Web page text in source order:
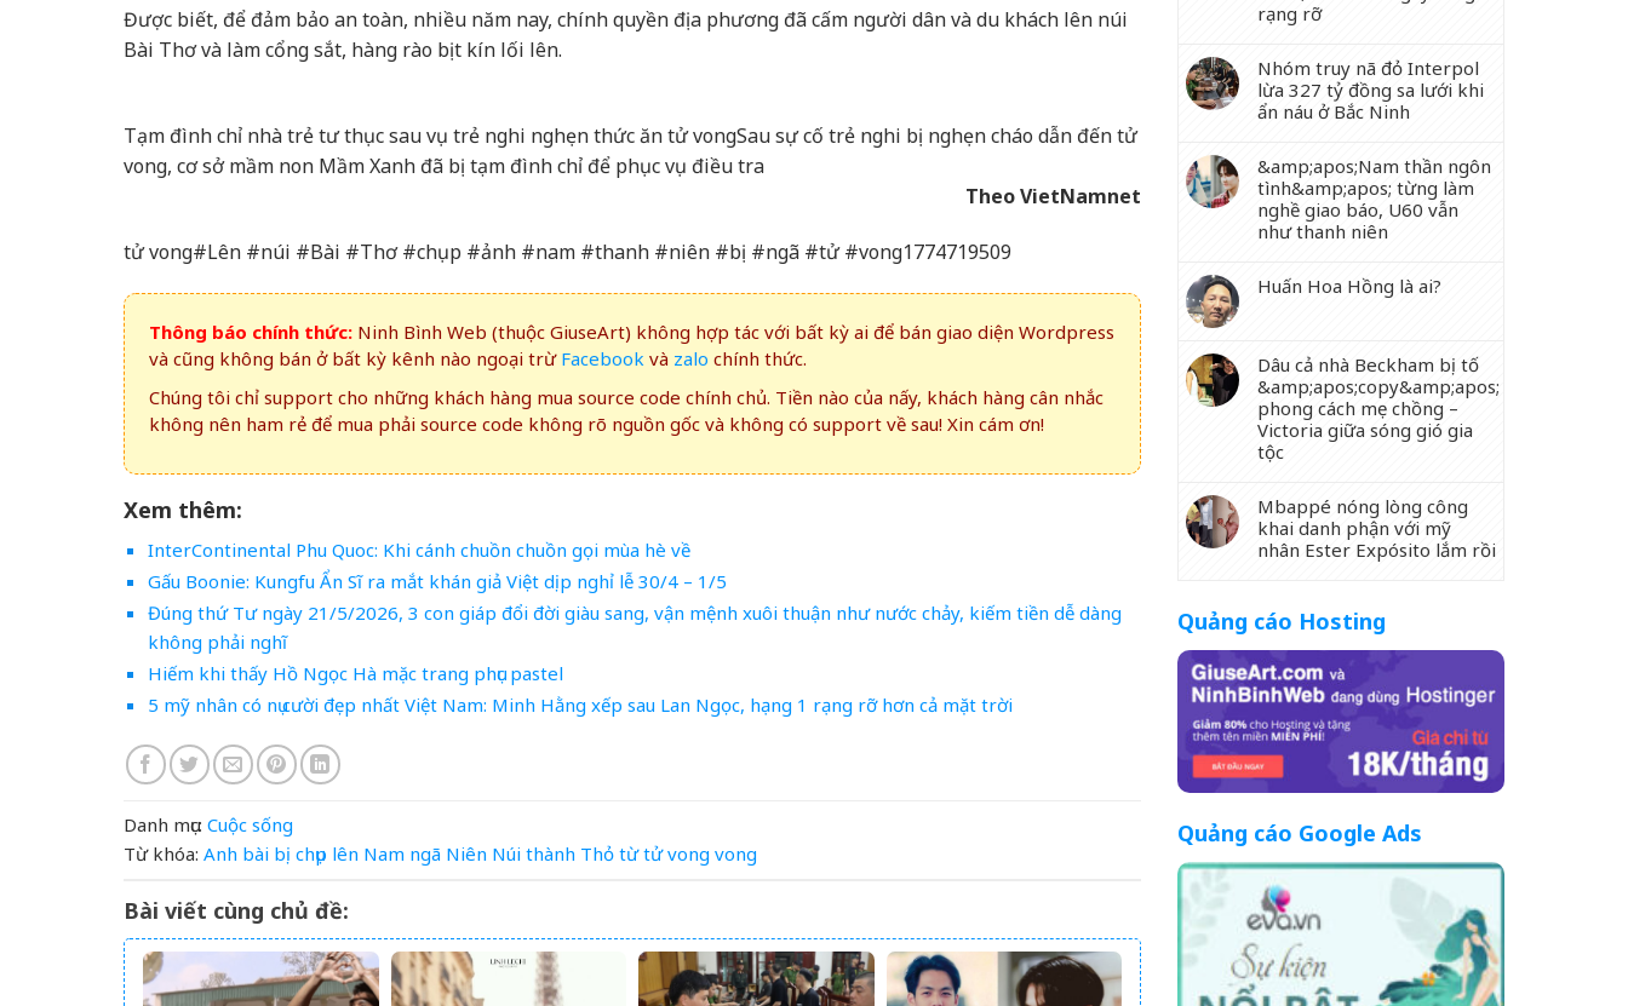
Được biết, để đảm bảo an toàn, nhiều năm nay, chính quyền địa phương đã cấm người dân và du khách lên núi
Bài Thơ và làm cổng sắt, hàng rào bịt kín lối lên.
Tạm đình chỉ nhà trẻ tư thục sau vụ trẻ nghi nghẹn thức ăn tử vongSau sự cố trẻ nghi bị nghẹn cháo dẫn đến tử
vong, cơ sở mầm non Mầm Xanh đã bị tạm đình chỉ để phục vụ điều tra
Theo VietNamnet
tử vong#Lên #núi #Bài #Thơ #chụp #ảnh #nam #thanh #niên #bị #ngã #tử #vong1774719509
Thông báo chính thức: Ninh Bình Web (thuộc GiuseArt) không hợp tác với bất kỳ ai để bán giao diện Wordpress
và cũng không bán ở bất kỳ kênh nào ngoại trừ Facebook và zalo chính thức.
Chúng tôi chỉ support cho những khách hàng mua source code chính chủ. Tiền nào của nấy, khách hàng cân nhắc
không nên ham rẻ để mua phải source code không rõ nguồn gốc và không có support về sau! Xin cám ơn!
Xem thêm:
InterContinental Phu Quoc: Khi cánh chuồn chuồn gọi mùa hè về
Gấu Boonie: Kungfu Ẩn Sĩ ra mắt khán giả Việt dịp nghỉ lễ 30/4 – 1/5
Đúng thứ Tư ngày 21/5/2026, 3 con giáp đổi đời giàu sang, vận mệnh xuôi thuận như nước chảy, kiếm tiền dễ dàng
không phải nghĩ
Hiếm khi thấy Hồ Ngọc Hà mặc trang phục pastel
5 mỹ nhân có nụ cười đẹp nhất Việt Nam: Minh Hằng xếp sau Lan Ngọc, hạng 1 rạng rỡ hơn cả mặt trời
Danh mục: Cuộc sống
Từ khóa: Anh bài bị chụp lên Nam ngã Niên Núi thành Thỏ từ tử vong vong
Bài viết cùng chủ đề:
rạng rỡ
Nhóm truy nã đỏ Interpol
lừa 327 tỷ đồng sa lưới khi
ẩn náu ở Bắc Ninh
&amp;apos;Nam thần ngôn
tình&amp;apos; từng làm
nghề giao báo, U60 vẫn
như thanh niên
Huấn Hoa Hồng là ai?
Dâu cả nhà Beckham bị tố
&amp;apos;copy&amp;apos;
phong cách mẹ chồng –
Victoria giữa sóng gió gia
tộc
Mbappé nóng lòng công
khai danh phận với mỹ
nhân Ester Expósito lắm rồi
Quảng cáo Hosting
Quảng cáo Google Ads